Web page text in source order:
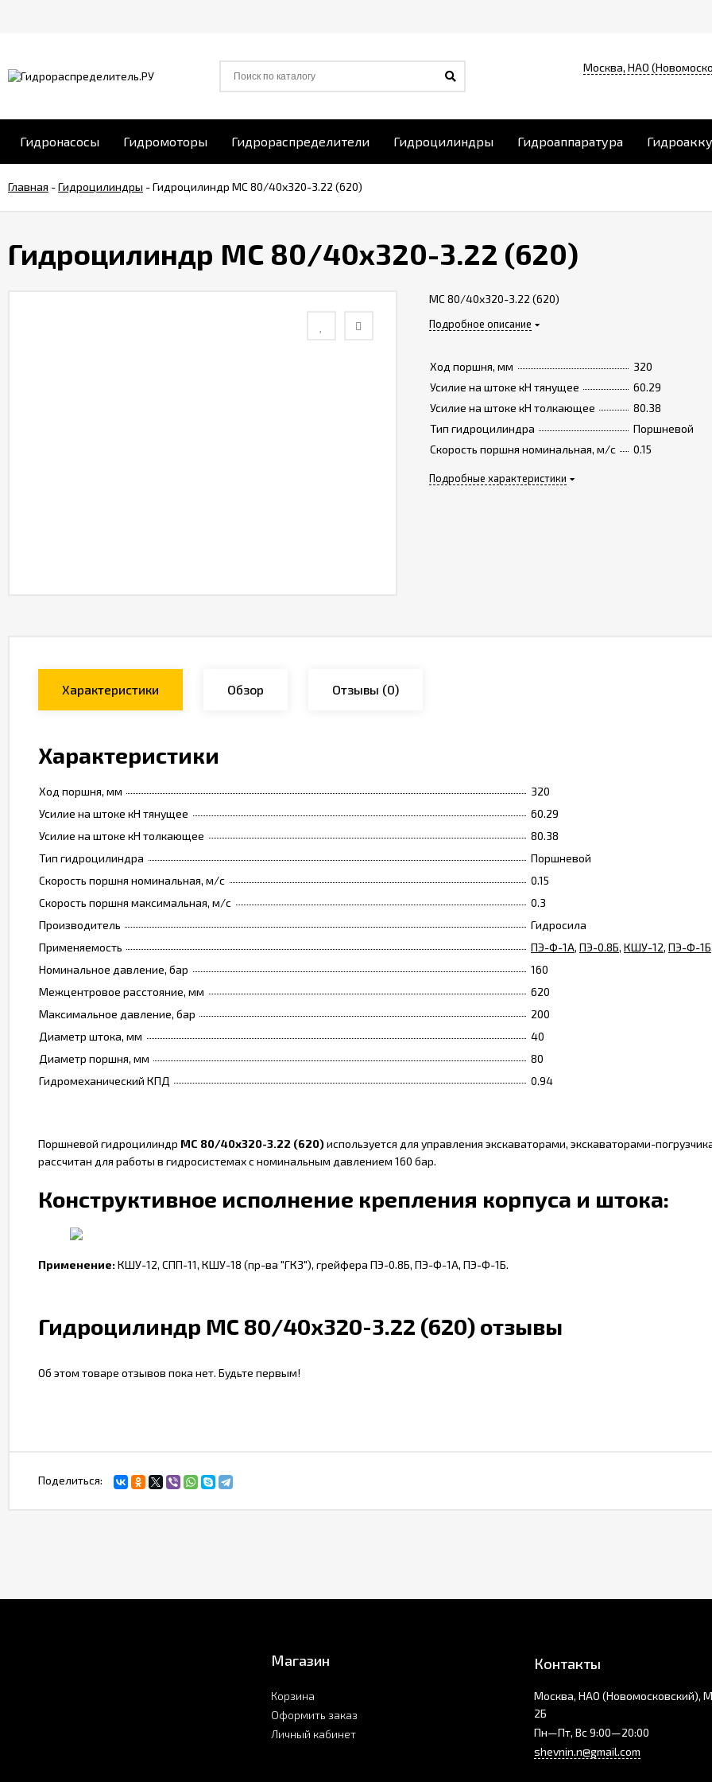
Москва, НАО
Гидронасосы Гидромоторы Гидрораспределители Гидроцилиндры Гидроаппаратура
Главная -Гидроцилиндры -Гидроцилиндр МС 80/40х320-3.22 (620)
Гидроцилиндр МС 80/40х320-3.22 (620)
МС 80/40х320-3.22 (620)
Подробное описание
Ход поршня, мм
320
Усилие на штоке кН тянущее
60.29
Усилие на штоке кН толкающее
80.38
Тип гидроцилиндра
Поршневой
Скорость поршня номинальная, м/с
0.15
Подробные характеристики
Характеристики Обзор Отзывы (0)
Характеристики
Ход поршня, мм
320
Усилие на штоке кН тянущее
60.29
Усилие на штоке кН толкающее
80.38
Тип гидроцилиндра
Поршневой
Скорость поршня номинальная, м/с
0.15
Скорость поршня максимальная, м/с
0.3
Производитель
Гидросила
Применяемость
ПЭ-Ф-1А, ПЭ-0.8Б, КШУ-12, ПЭ-Ф-1Б,
Номинальное давление, бар
160
Межцентровое расстояние, мм
620
Максимальное давление, бар
200
Диаметр штока, мм
40
Диаметр поршня, мм
80
Гидромеханический КПД
0.94
Поршневой гидроцилиндр МС 80/40х320-3.22 (620)используется для управления экскаваторами, экскаваторами-
рассчитан для работы в гидросистемах с номинальным давлением 160 бар.
Конструктивное исполнение крепления корпуса и штока:
Применение:КШУ-12, СПП-11, КШУ-18 (пр-ва "ГКЗ"), грейфера ПЭ-0.8Б, ПЭ-Ф-1А, ПЭ-Ф-1Б.
Гидроцилиндр МС 80/40х320-3.22 (620) отзывы
Об этом товаре отзывов пока нет. Будьте первым!
Поделиться:
Магазин
Корзина
Оформить заказ
Личный кабинет
Контакты
Москва, НАО (Новомосковский),
2Б
Пн—Пт, Вс 9:00—20:00
shevnin.n@gmail.com